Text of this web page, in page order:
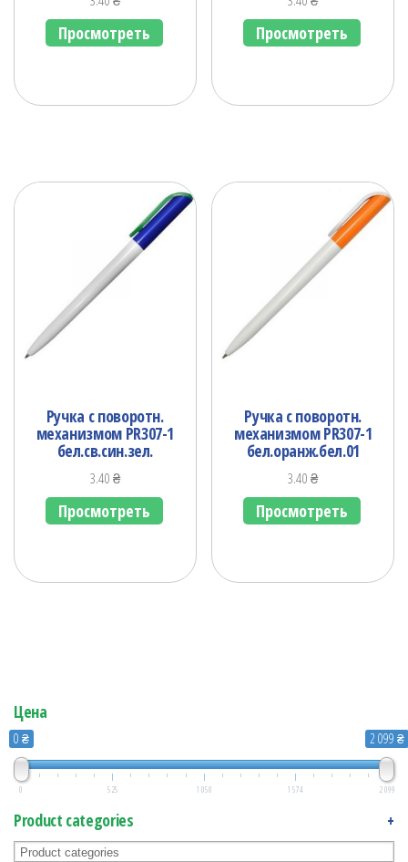
Просмотреть Просмотреть
Ручка с поворотн.
механизмом PR307-1
бел.св.син.зел.
3.40₴
Просмотреть
Ручка с поворотн.
механизмом PR307-1
бел.оранж.бел.01
3.40₴
Просмотреть
Цена
0 ₴ 2 099 ₴
0 525 1 050 1 574 2 099
Product categories +